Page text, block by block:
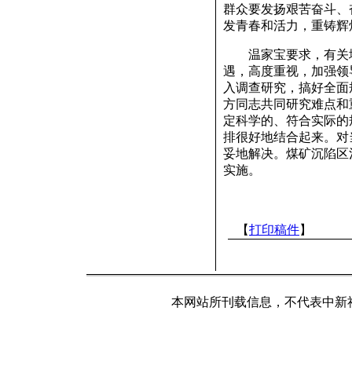
群众要发扬艰苦奋斗
发青春和活力，重铸辉
温家宝要求，有关
遇，高度重视，加强
入调查研究，搞好全
方同志共同研究难点
定科学的、符合实际
排很好地结合起来。
妥地解决。煤矿沉陷
实施。
【打印稿件】
本网站所刊载信息，不代表中